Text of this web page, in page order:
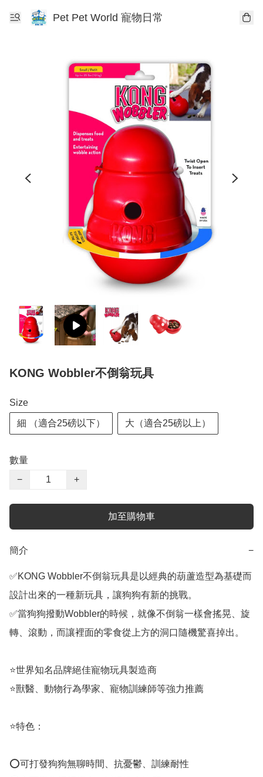
Pet Pet World 寵物日常
KONG Wobbler不倒翁玩具
Size
細 （適合25磅以下） 大（適合25磅以上）
數量
−
+
加至購物車
簡介 −
✅KONG Wobbler不倒翁玩具是以經典的葫蘆造型為基礎而
設計出來的一種新玩具，讓狗狗有新的挑戰。
✅當狗狗撥動Wobbler的時候，就像不倒翁一樣會搖晃、旋
轉、滾動，而讓裡面的零食從上方的洞口隨機驚喜掉出。
⭐️世界知名品牌絕佳寵物玩具製造商
⭐️獸醫、動物行為學家、寵物訓練師等強力推薦
⭐️特色：
⭕️可打發狗狗無聊時間、抗憂鬱、訓練耐性